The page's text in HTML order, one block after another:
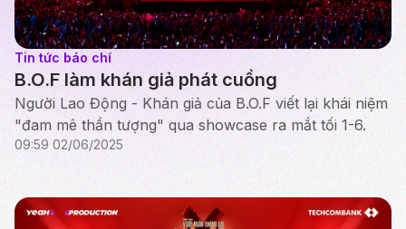
Tin tức báo chí
B.O.F làm khán giả phát cuồng
Người Lao Động - Khán giả của B.O.F viết lại khái niệm
"đam mê thần tượng" qua showcase ra mắt tối 1-6.
09:59 02/06/2025